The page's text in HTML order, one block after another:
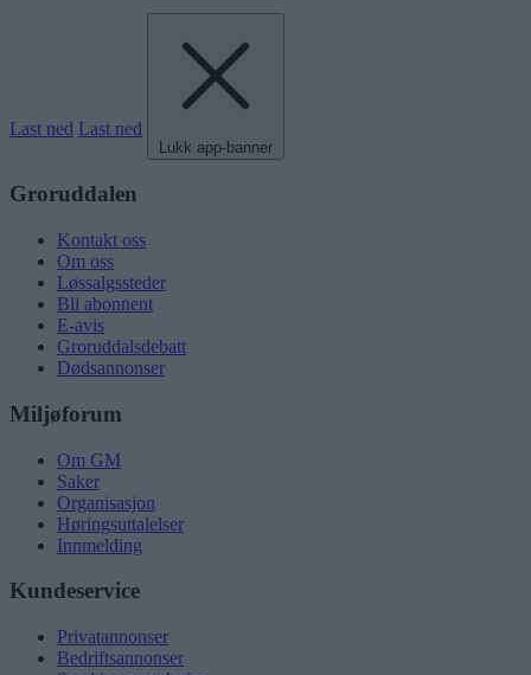
Last ned Last ned
Lukk app-banner
Groruddalen
Kontakt oss
Om oss
Løssalgssteder
Bli abonnent
E-avis
Groruddalsdebatt
Dødsannonser
Miljøforum
Om GM
Saker
Organisasjon
Høringsuttalelser
Innmelding
Kundeservice
Privatannonser
Bedriftsannonser